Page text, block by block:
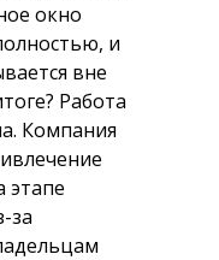
окно
и
вне
Работа
Компания
этапе
за